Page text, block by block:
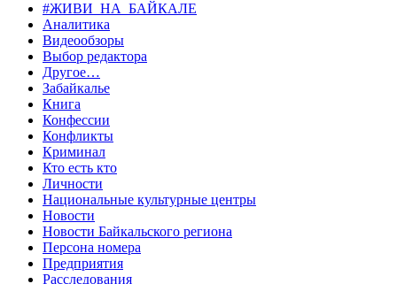
#ЖИВИ_НА_БАЙКАЛЕ
Аналитика
Видеообзоры
Выбор редактора
Другое…
Забайкалье
Книга
Конфессии
Конфликты
Криминал
Кто есть кто
Личности
Национальные культурные центры
Новости
Новости Байкальского региона
Персона номера
Предприятия
Расследования